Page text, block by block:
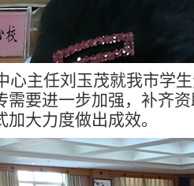
任刘玉茂就我市学生
需要进一步加强，补齐
大力度做出成效。